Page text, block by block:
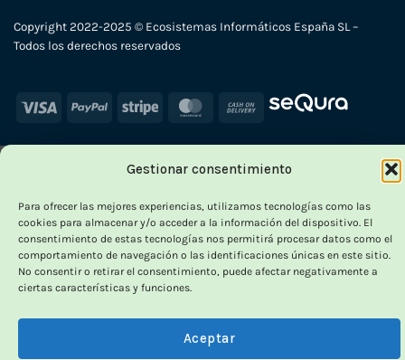
Gestionar consentimiento
Para ofrecer las mejores experiencias, utilizamos tecnologías como las
cookies para almacenar y/o acceder a la información del dispositivo. El
consentimiento de estas tecnologías nos permitirá procesar datos como el
comportamiento de navegación o las identificaciones únicas en este sitio.
No consentir o retirar el consentimiento, puede afectar negativamente a
ciertas características y funciones.
Aceptar
Copyright 2022-2025 © Ecosistemas Informáticos España SL –
Todos los derechos reservados
Visa PayPal Stripe MasterCard
Cash
- HASTA
OUTLET VORPC
Calidad probada,